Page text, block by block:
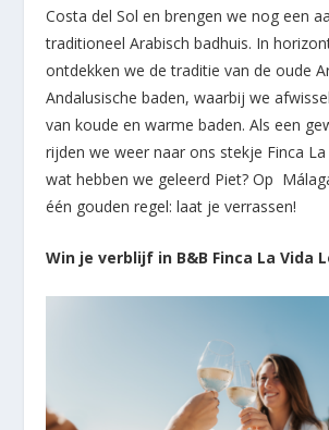
Costa del Sol en brengen we nog een
traditioneel Arabisch badhuis. In
ontdekken we de traditie van de oude
Andalusische baden, waarbij we
van koude en warme baden. Als een
rijden we weer naar ons stekje Finca La
wat hebben we geleerd Piet? Op
één gouden regel: laat je verrassen!
Win je verblijf in B&B Finca La Vida